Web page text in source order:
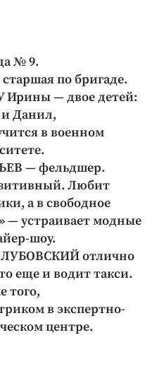
№ 9.
по бригаде.
Ирины — двое детей:
и Данил,
в военном
— фельдшер.
Любит
а в свободное
— устраивает модные
шоу.
отлично
еще и водит такси.
того,
в экспертно-
центре.